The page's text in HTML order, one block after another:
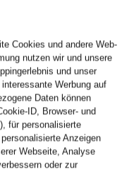
Cookies und andere Web-
nutzen wir und unsere
und unser
Werbung auf
Daten können
ID, Browser- und
für personalisierte
Anzeigen
Webseite, Analyse
oder zur